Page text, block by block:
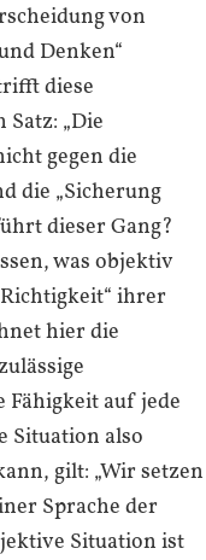
von
Denken“
diese
„Die
gegen die
die „Sicherung
dieser Gang?
was objektiv
ihrer
hier die
Fähigkeit auf jede
Situation also
gilt: „Wir setzen
Sprache der
Situation ist